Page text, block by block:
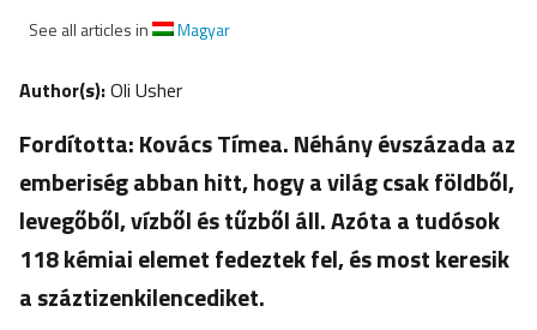
See all articles in
Magyar
Author(s):Oli Usher
Fordította: Kovács Tímea. Néhány évszázada az
emberiség abban hitt, hogy a világ csak földből,
levegőből, vízből és tűzből áll. Azóta a tudósok
118 kémiai elemet fedeztek fel, és most keresik
a száztizenkilencediket.